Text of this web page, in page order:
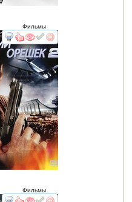
Фильмы
смотретьинтересует
Фильмы